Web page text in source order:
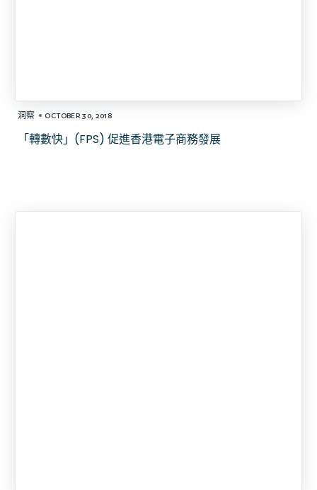
洞察 • OCTOBER 30, 2018
「轉數快」(FPS) 促進香港電子商務發展